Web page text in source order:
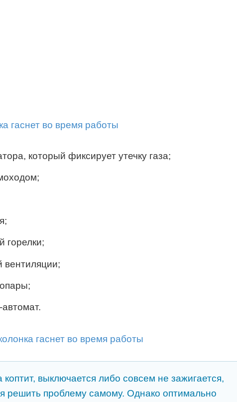
который фиксирует утечку газа;
горелки;
вентиляции;
коптит, выключается либо совсем не зажигается,
решить проблему самому. Однако оптимально